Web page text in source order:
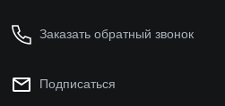
Заказать обратный звонок
Подписаться